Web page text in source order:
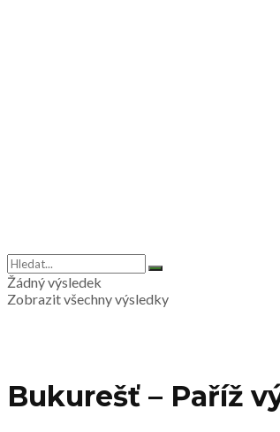
Žádný výsledek
Zobrazit všechny výsledky
Bukurešť – Paříž